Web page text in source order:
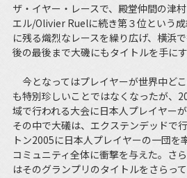
ザ・イヤー・レースで、殿堂仲間の津
エル/Olivier Ruelに続き第３位という
に残る熾烈なレースを繰り広げ、横浜
後の最後まで大磯にもタイトルを手に
今となってはプレイヤーが世界中ど
も特別珍しいことではなくなったが、
域で行われる大会に日本人プレイヤー
その中で大礒は、エクステンデッドで
トン2005に日本人プレイヤーの一団を
コミュニティ全体に衝撃を与えた。さ
はそのグランプリのタイトルをさらって